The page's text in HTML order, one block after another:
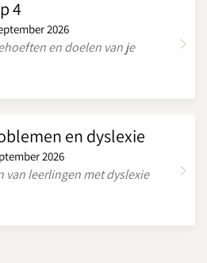
4
2026
en doelen van je
en dyslexie
2026
van leerlingen met dyslexie